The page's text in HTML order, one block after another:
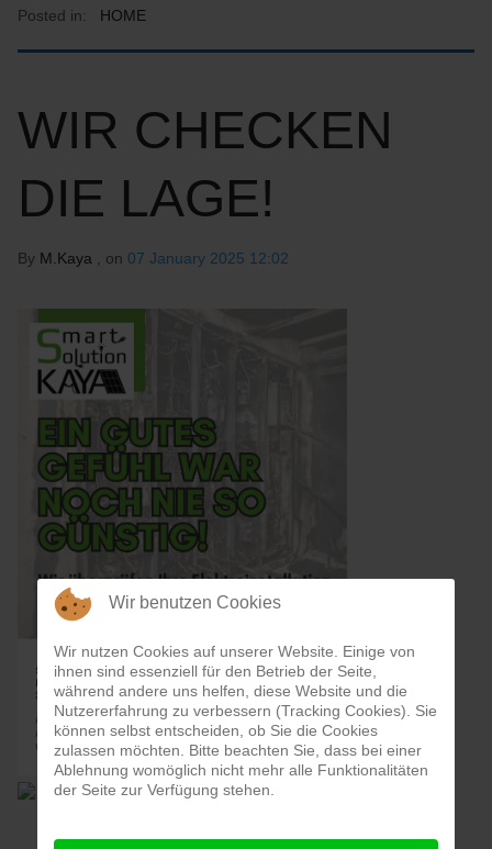
Posted in: HOME
WIR CHECKEN
DIE LAGE!
By M.Kaya , on 07 January 2025 12:02
Wir benutzen Cookies
Wir nutzen Cookies auf unserer Website. Einige von
ihnen sind essenziell für den Betrieb der Seite,
während andere uns helfen, diese Website und die
Nutzererfahrung zu verbessern (Tracking Cookies). Sie
können selbst entscheiden, ob Sie die Cookies
zulassen möchten. Bitte beachten Sie, dass bei einer
Ablehnung womöglich nicht mehr alle Funktionalitäten
der Seite zur Verfügung stehen.